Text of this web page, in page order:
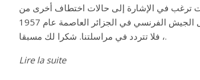
ترغب في الإشارة إلى حالات اختطاف أخرى من
قبل الجيش الفرنسي في الجزائر العاصمة عام 1957
، فلا تتردد في مراسلتنا. شكرا لك مسبقا.
Lire la suite